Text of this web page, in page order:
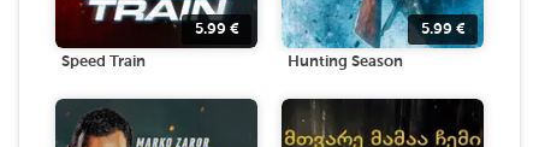
5.99 €
Speed Train
5.99 €
Hunting Season